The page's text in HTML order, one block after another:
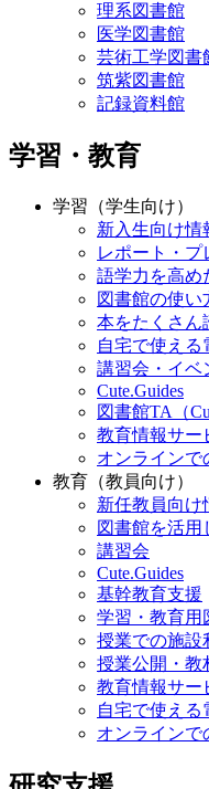
理系図書館
医学図書館
芸術工学図書
筑紫図書館
記録資料館
学習・教育
学習（学生向け）
新入生向け情
レポート・プ
語学力を高め
図書館の使い
本をたくさん
自宅で使える
講習会・イベ
Cute.Guides
図書館TA（
教育情報サー
オンラインで
教育（教員向け）
新任教員向け
図書館を活
講習会
Cute.Guides
基幹教育支援
学習・教育用
授業での施設
授業公開・教
教育情報サー
自宅で使える
オンラインで